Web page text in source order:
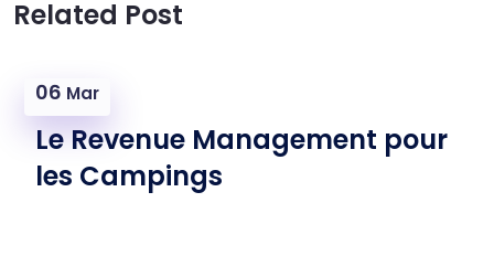
Related Post
06 Mar
Le Revenue Management pour
les Campings